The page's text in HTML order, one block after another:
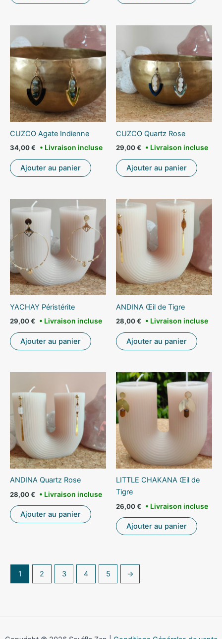
CUZCO Agate Indienne
34,00€
Ajouter au panier
CUZCO Quartz Rose
29,00€
Ajouter au panier
YACHAY Péristérite
29,00€
Ajouter au panier
ANDINA Œil de Tigre
28,00€
Ajouter au panier
ANDINA Quartz Rose
28,00€
Ajouter au panier
LITTLE CHAKANA Œil de
Tigre
26,00€
Ajouter au panier
1 2 3 4 5 →